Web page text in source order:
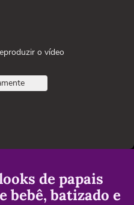
o vídeo
de papais
bebê, batizado e